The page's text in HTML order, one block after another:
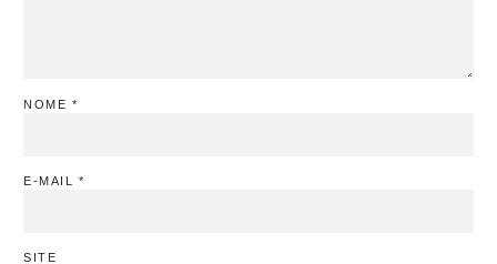
NOME *
E-MAIL *
SITE